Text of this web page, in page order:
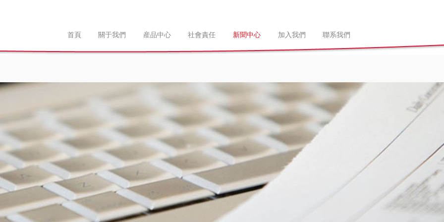
首頁 關于我們 産品中心 社會責任 新聞中心 加入我們 聯系我們